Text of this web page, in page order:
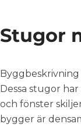
Stugor
Dessa stugor
och fönster
bygger är